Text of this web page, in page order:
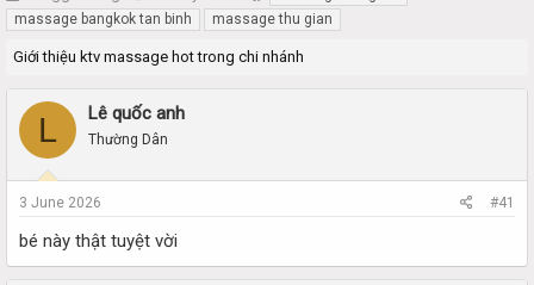
h
r
e
s
t
r
t
r
t
a
r
a
t
massage bangkok tan binh
massage thu gian
Giới thiệu ktv massage hot trong chi nhánh
L Lê quốc anh
Thường Dân
3 June 2026 #41
bé này thật tuyệt vời